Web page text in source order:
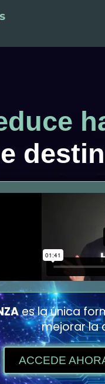
es la única
mejorar la
ACCEDE